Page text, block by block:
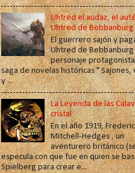
Uhtred el audaz, el
Uhtred de Bebbanburg
El guerrero sajón y
Uhtred de Bebbanburg
personaje
saga de novelas históricas " Sajones,
y ...
La Leyenda de las
cristal
En el año 1919,
Mitchell-Hedges , un
aventurero británico
especula con que fue en quien se
Spielberg para crear e...